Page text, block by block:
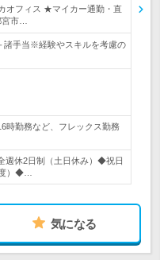
オフィス ★マイカー通勤・直
市…
諸手当※経験やスキルを考慮の
時勤務など、フレックス勤務
休2日制（土日休み）◆祝日
）◆…
気になる